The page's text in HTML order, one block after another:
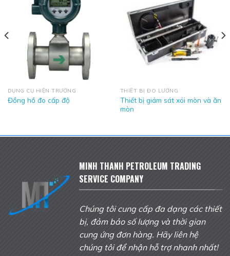
DỤNG CỤ HIỆN TRƯỜNG
Đồng hồ đo cấp độ
THIẾT BỊ ĐO LƯỜNG
Thiết bị giám sát xói mòn và ăn
mòn
MINH THANH PETROLEUM TRADING
SERVICE COMPANY
Chúng tôi cung cấp đa dạng các thiết
bị, đảm bảo số lượng và thời gian
cung ứng đơn hàng. Hãy liên hệ
chúng tôi để nhận hỗ trợ nhanh nhất!